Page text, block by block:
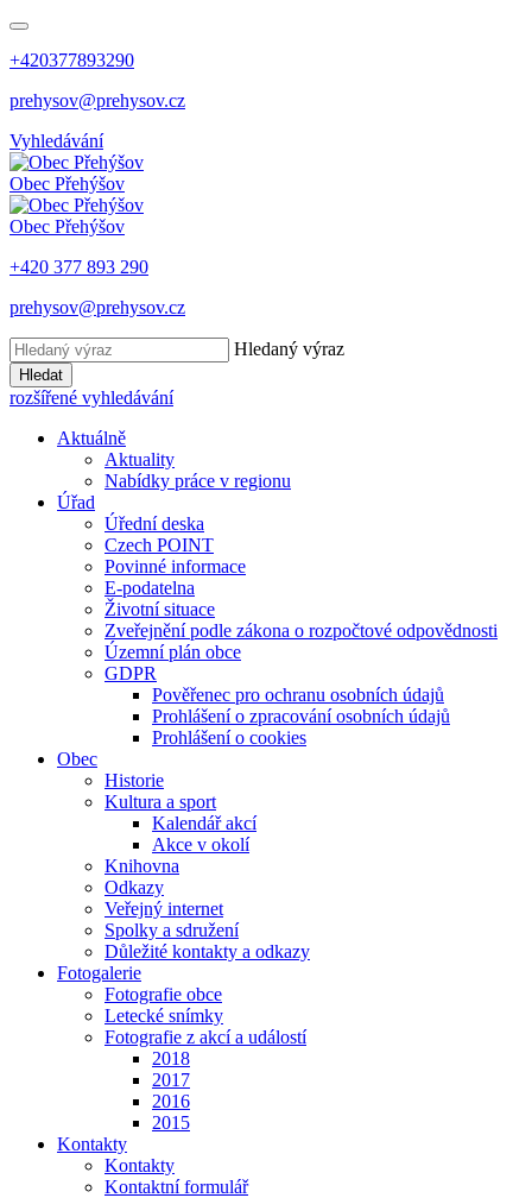
+420377893290
prehysov@prehysov.cz
Vyhledávání
Obec Přehýšov
Obec Přehýšov
+420 377 893 290
prehysov@prehysov.cz
Hledaný výraz
Hledat
rozšířené vyhledávání
Aktuálně
Aktuality
Nabídky práce v regionu
Úřad
Úřední deska
Czech POINT
Povinné informace
E-podatelna
Životní situace
Zveřejnění podle zákona o rozpočtové odpovědnosti
Územní plán obce
GDPR
Pověřenec pro ochranu osobních údajů
Prohlášení o zpracování osobních údajů
Prohlášení o cookies
Obec
Historie
Kultura a sport
Kalendář akcí
Akce v okolí
Knihovna
Odkazy
Veřejný internet
Spolky a sdružení
Důležité kontakty a odkazy
Fotogalerie
Fotografie obce
Letecké snímky
Fotografie z akcí a událostí
2018
2017
2016
2015
Kontakty
Kontakty
Kontaktní formulář